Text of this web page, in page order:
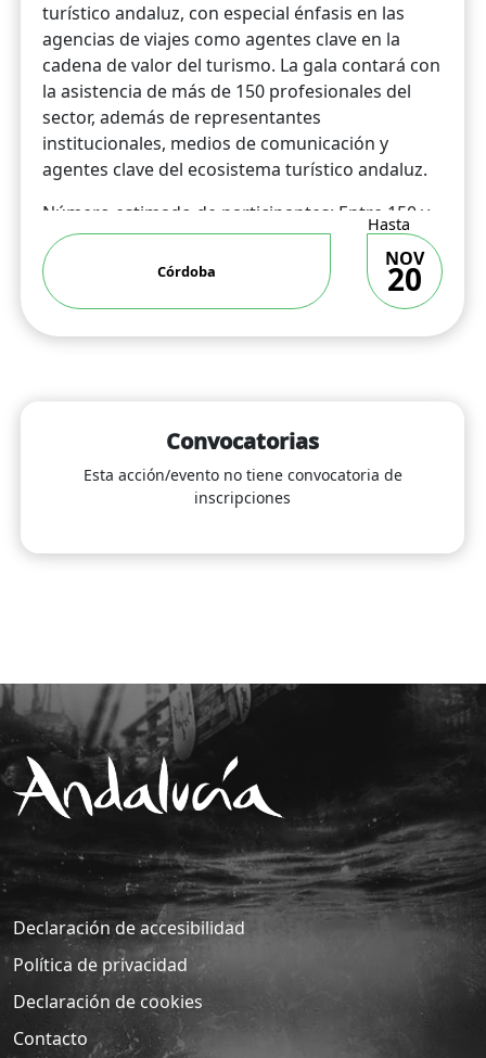
Convocatorias
Esta acción/evento no tiene convocatoria de
inscripciones
turístico andaluz, con especial énfasis en las
agencias de viajes como agentes clave en la
cadena de valor del turismo. La gala contará con
la asistencia de más de 150 profesionales del
sector, además de representantes
institucionales, medios de comunicación y
agentes clave del ecosistema turístico andaluz.
Número estimado de participantes: Entre 150 y
180 asistentes.
Tipología/perfil de los asistentes: Profesionales
del sector turístico, incluyendo representantes
de agencias de viajes, turoperadores,
Procedencia geográfica: Principalmente de toda
la comunidad autónoma andaluza, con
asistentes de ámbito nacional vinculados al
agencias de viajes en Andalucía.
✓Reconocer públicamente la excelencia
profesional y empresarial dentro del sector.
✓Fomentar el encuentro entre profesionales,
proveedores y representantes institucionales.
✓Generar un impacto económico y promocional
positivo en la ciudad de Córdoba y en el
conjunto de la región andaluza.
✓Promover el turismo responsable, accesible e
inclusivo a través del reconocimiento de buenas
prácticas.
Turismo y Deporte de Andalucía, será
patrocinador de este evento.
Córdoba
Hasta
NOV
20
Declaración de accesibilidad
Política de privacidad
Declaración de cookies
Contacto